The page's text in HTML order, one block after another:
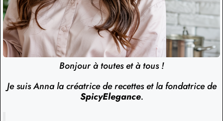
Bonjour à toutes et à tous !
Je suis Anna la créatrice de recettes et la fondatrice de
SpicyElegance.